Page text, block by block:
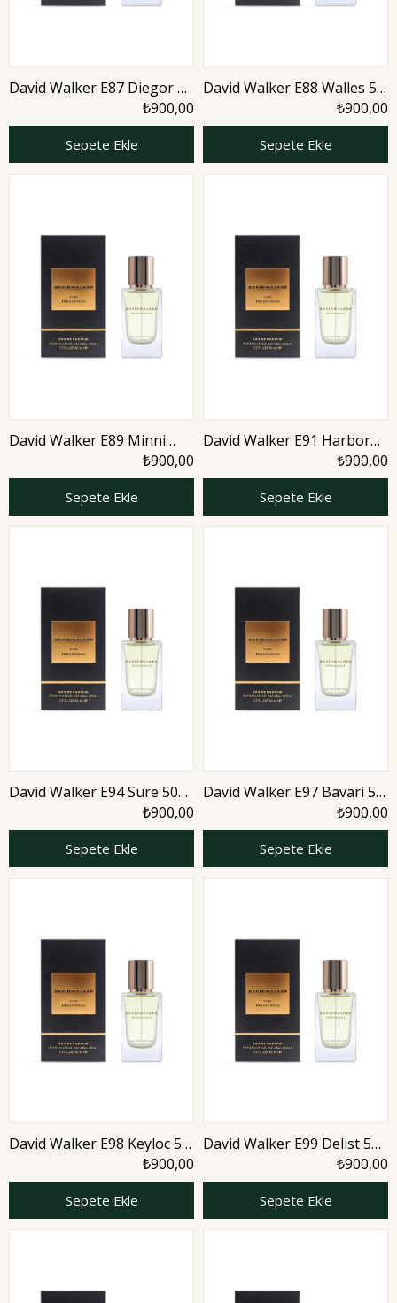
David Walker E87 Diegor 50
ml Erkek Parfüm | Aromatic
₺900,00
Sepete Ekle
David Walker E88 Walles 50
ml Erkek Parfüm | Citrus
₺900,00
Sepete Ekle
David Walker E89 Minni
Two 50 ml Erkek Parfüm |
Woody
₺900,00
Sepete Ekle
David Walker E91 Harbor
50 ml Erkek Parfüm |
Woody
₺900,00
Sepete Ekle
David Walker E94 Sure 50
ml Erkek Parfüm | Citrus
₺900,00
Sepete Ekle
David Walker E97 Bavari 50
ml Erkek Parfüm | Aromatic
₺900,00
Sepete Ekle
David Walker E98 Keyloc 50
ml Erkek Parfüm | Aromatic
₺900,00
Sepete Ekle
David Walker E99 Delist 50
ml Erkek Parfüm | Aromatic
₺900,00
Sepete Ekle